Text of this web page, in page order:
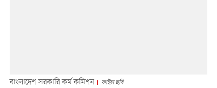
বাংলাদেশ সরকারি কর্ম কমিশন ফাইল ছবি